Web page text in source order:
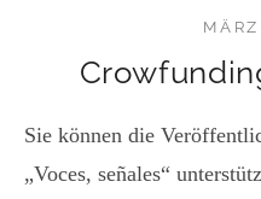
Sie können die
„Voces, señales“